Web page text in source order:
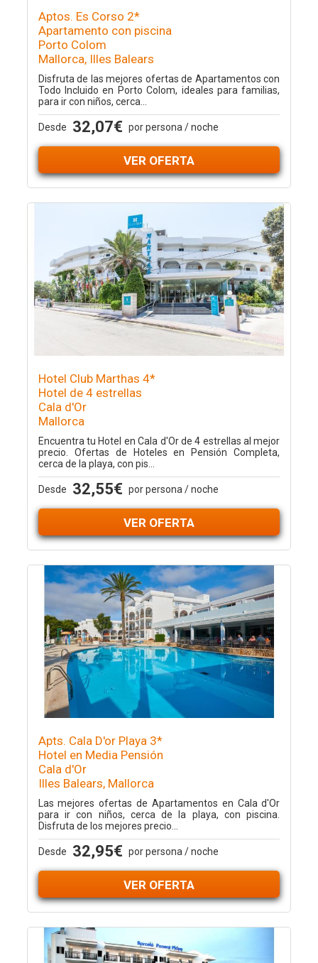
Aptos. Es Corso 2*
Apartamento con piscina
Porto Colom
Mallorca, Illes Balears
Disfruta de las mejores ofertas de Apartamentos con
Todo Incluido en Porto Colom, ideales para familias,
para ir con niños, cerca...
Desde 32,07€ por persona / noche
VER OFERTA
Hotel Club Marthas 4*
Hotel de 4 estrellas
Cala d'Or
Mallorca
Encuentra tu Hotel en Cala d'Or de 4 estrellas al mejor
precio. Ofertas de Hoteles en Pensión Completa,
cerca de la playa, con pis...
Desde 32,55€ por persona / noche
VER OFERTA
Apts. Cala D'or Playa 3*
Hotel en Media Pensión
Cala d'Or
Illes Balears, Mallorca
Las mejores ofertas de Apartamentos en Cala d'Or
para ir con niños, cerca de la playa, con piscina.
Disfruta de los mejores precio...
Desde 32,95€ por persona / noche
VER OFERTA